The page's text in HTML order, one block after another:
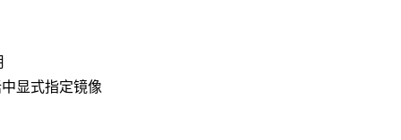
显式指定镜像